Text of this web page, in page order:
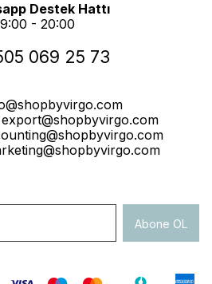
Destek Hattı
- 20:00
069 25 73
export@shopbyvirgo.com
Abone OL